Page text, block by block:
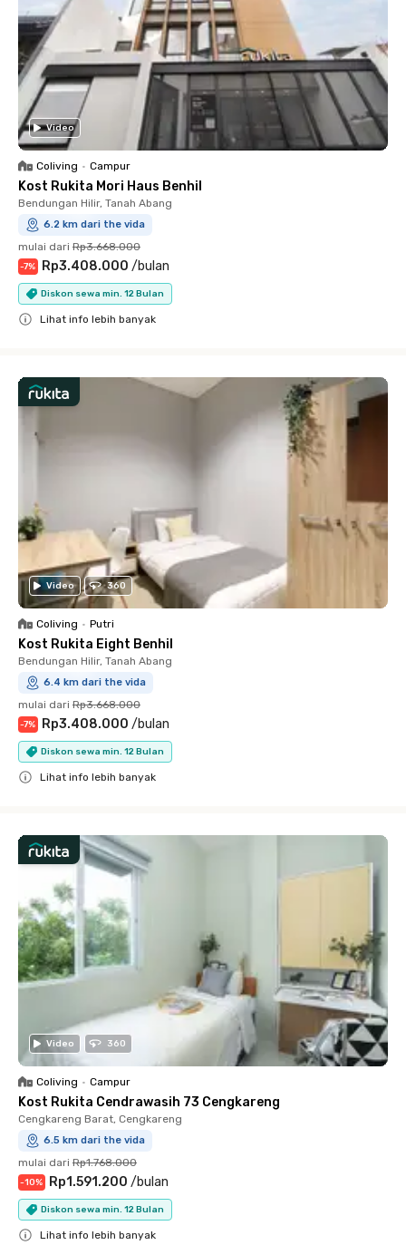
Video
Coliving • Campur
Kost Rukita Mori Haus Benhil
Bendungan Hilir, Tanah Abang
6.2 km dari the vida
mulai dari Rp3.668.000
-7% Rp3.408.000 /bulan
Diskon sewa min. 12 Bulan
Lihat info lebih banyak
Video 360
Coliving • Putri
Kost Rukita Eight Benhil
Bendungan Hilir, Tanah Abang
6.4 km dari the vida
mulai dari Rp3.668.000
-7% Rp3.408.000 /bulan
Diskon sewa min. 12 Bulan
Lihat info lebih banyak
Video 360
Coliving • Campur
Kost Rukita Cendrawasih 73 Cengkareng
Cengkareng Barat, Cengkareng
6.5 km dari the vida
mulai dari Rp1.768.000
-10% Rp1.591.200 /bulan
Diskon sewa min. 12 Bulan
Lihat info lebih banyak